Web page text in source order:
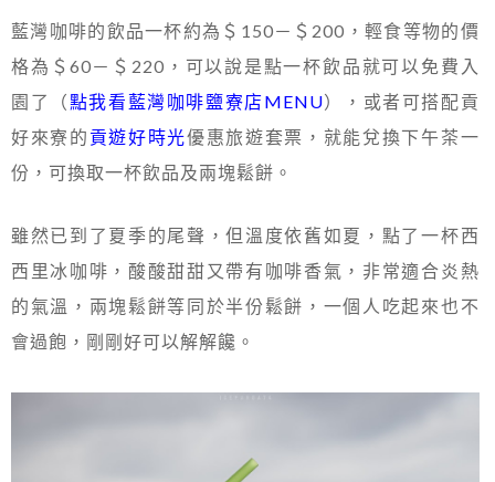
藍灣咖啡的飲品一杯約為＄150－＄200，輕食等物的價
格為＄60－＄220，可以說是點一杯飲品就可以免費入
園了（點我看藍灣咖啡鹽寮店MENU），或者可搭配貢
好來寮的 貢遊好時光優惠旅遊套票，就能兌換下午茶一
份，可換取一杯飲品及兩塊鬆餅。
雖然已到了夏季的尾聲，但溫度依舊如夏，點了一杯西
西里冰咖啡，酸酸甜甜又帶有咖啡香氣，非常適合炎熱
的氣溫，兩塊鬆餅等同於半份鬆餅，一個人吃起來也不
會過飽，剛剛好可以解解饞。